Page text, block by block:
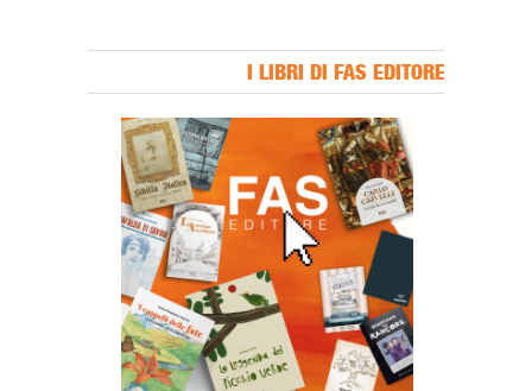
I LIBRI DI FAS EDITORE